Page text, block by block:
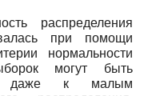
распределения
при помощи
нормальности
могут быть
даже к малым